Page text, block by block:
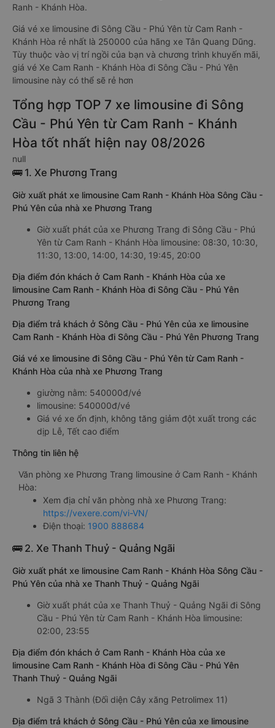
Ranh - Khánh Hòa.
Giá vé xe limousine đi Sông Cầu - Phú Yên từ Cam Ranh -
Khánh Hòa rẻ nhất là 250000 của hãng xe Tân Quang Dũng.
Tùy thuộc vào vị trí ngồi của bạn và chương trình khuyến mãi,
giá vé Xe Cam Ranh - Khánh Hòa đi Sông Cầu - Phú Yên
limousine này có thể sẽ rẻ hơn
Tổng hợp TOP 7 xe limousine đi Sông
Cầu - Phú Yên từ Cam Ranh - Khánh
Hòa tốt nhất hiện nay 08/2026
null
🚌 1. Xe Phương Trang
Giờ xuất phát xe limousine Cam Ranh - Khánh Hòa Sông Cầu -
Phú Yên của nhà xe Phương Trang
Giờ xuất phát của xe Phương Trang đi Sông Cầu - Phú
Yên từ Cam Ranh - Khánh Hòa limousine: 08:30, 10:30,
11:30, 13:00, 14:00, 14:30, 19:45, 20:00
Địa điểm đón khách ở Cam Ranh - Khánh Hòa của xe
limousine Cam Ranh - Khánh Hòa đi Sông Cầu - Phú Yên
Phương Trang
Địa điểm trả khách ở Sông Cầu - Phú Yên của xe limousine
Cam Ranh - Khánh Hòa đi Sông Cầu - Phú Yên Phương Trang
Giá vé xe limousine đi Sông Cầu - Phú Yên từ Cam Ranh -
Khánh Hòa của nhà xe Phương Trang
giường nằm: 540000đ/vé
limousine: 540000đ/vé
Giá vé xe ổn định, không tăng giảm đột xuất trong các
dịp Lễ, Tết cao điểm
Thông tin liên hệ
Văn phòng xe Phương Trang limousine ở Cam Ranh - Khánh
Hòa:
Xem địa chỉ văn phòng nhà xe Phương Trang:
https://vexere.com/vi-VN/
Điện thoại: 1900 888684
🚌 2. Xe Thanh Thuỷ - Quảng Ngãi
Giờ xuất phát xe limousine Cam Ranh - Khánh Hòa Sông Cầu -
Phú Yên của nhà xe Thanh Thuỷ - Quảng Ngãi
Giờ xuất phát của xe Thanh Thuỷ - Quảng Ngãi đi Sông
Cầu - Phú Yên từ Cam Ranh - Khánh Hòa limousine:
02:00, 23:55
Địa điểm đón khách ở Cam Ranh - Khánh Hòa của xe
limousine Cam Ranh - Khánh Hòa đi Sông Cầu - Phú Yên
Thanh Thuỷ - Quảng Ngãi
Ngã 3 Thành (Đối diện Cây xăng Petrolimex 11)
Địa điểm trả khách ở Sông Cầu - Phú Yên của xe limousine